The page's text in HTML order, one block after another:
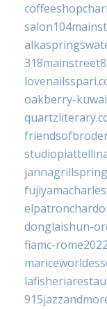
oakberry-
donglaishun-
fiamc-